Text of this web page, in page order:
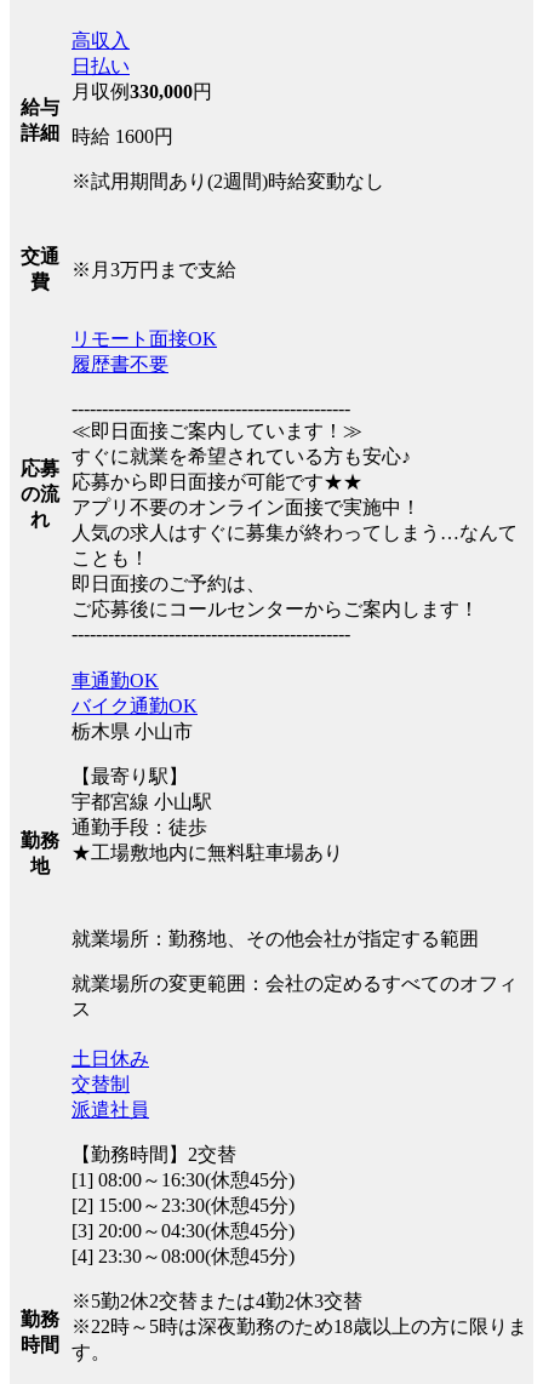
給与
詳細
高収入
日払い
月収例330,000円
時給 1600円
※試用期間あり(2週間)時給変動なし
交通
費
※月3万円まで支給
応募
の流
れ
リモート面接OK
履歴書不要
----------------------------------------------
≪即日面接ご案内しています！≫
すぐに就業を希望されている方も安心♪
応募から即日面接が可能です★★
アプリ不要のオンライン面接で実施中！
人気の求人はすぐに募集が終わってしまう…なんて
ことも！
即日面接のご予約は、
ご応募後にコールセンターからご案内します！
----------------------------------------------
勤務
地
車通勤OK
バイク通勤OK
栃木県 小山市
【最寄り駅】
宇都宮線 小山駅
通勤手段：徒歩
★工場敷地内に無料駐車場あり
就業場所：勤務地、その他会社が指定する範囲
就業場所の変更範囲：会社の定めるすべてのオフィ
ス
勤務
時間
土日休み
交替制
派遣社員
【勤務時間】2交替
[1] 08:00～16:30(休憩45分)
[2] 15:00～23:30(休憩45分)
[3] 20:00～04:30(休憩45分)
[4] 23:30～08:00(休憩45分)
※5勤2休2交替または4勤2休3交替
※22時～5時は深夜勤務のため18歳以上の方に限りま
す。